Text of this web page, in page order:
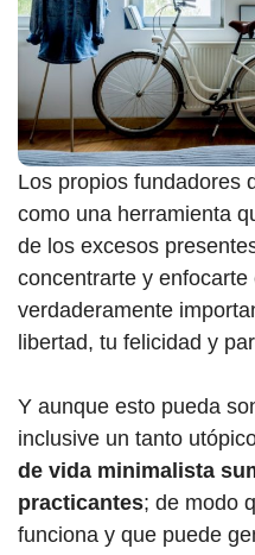
Los propios fundadores
como una herramienta
de los excesos
concentrarte y
verdaderamente
libertad, tu felicidad y
Y aunque esto pueda
inclusive un tanto
de vida minimalista
practicantes; de modo
funciona y que puede